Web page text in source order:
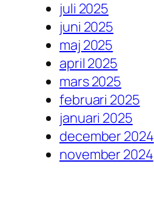
juli 2025
juni 2025
maj 2025
april 2025
mars 2025
februari 2025
januari 2025
december 2024
november 2024